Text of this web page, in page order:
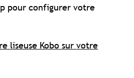
pour configurer votre
liseuse Kobo sur votre